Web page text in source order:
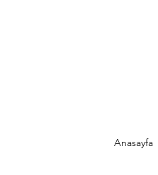
Anasayfa